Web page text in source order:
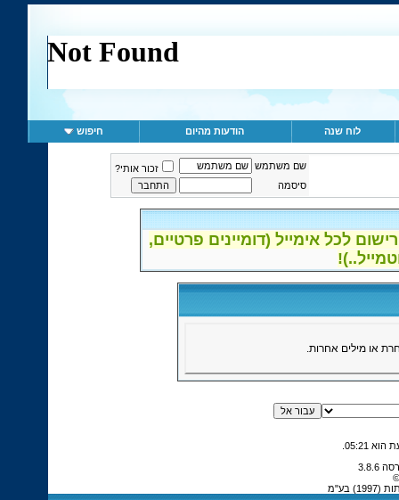
לוח שנה הודעות מהיום חיפוש
שם משתמש
זכור אותי?
סיסמה
לכל אימייל (דומיינים פרטיים,
או מילים אחרות.
05:21
בע"מ